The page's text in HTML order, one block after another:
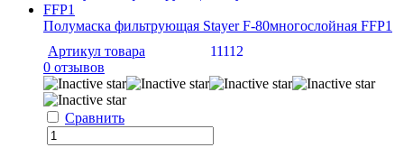
Полумаска фильтрующая Stayer F-80многослойная FFP1
Артикул товара
11112
0 отзывов
Сравнить